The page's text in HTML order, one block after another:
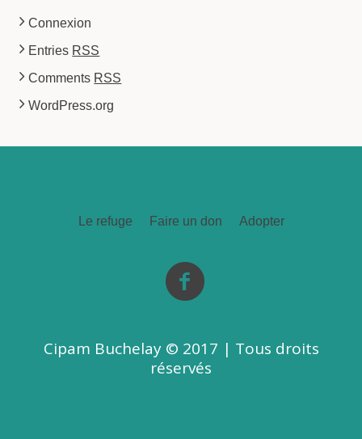
Connexion
Entries RSS
Comments RSS
WordPress.org
Le refuge Faire un don Adopter
Cipam Buchelay © 2017 | Tous droits
réservés